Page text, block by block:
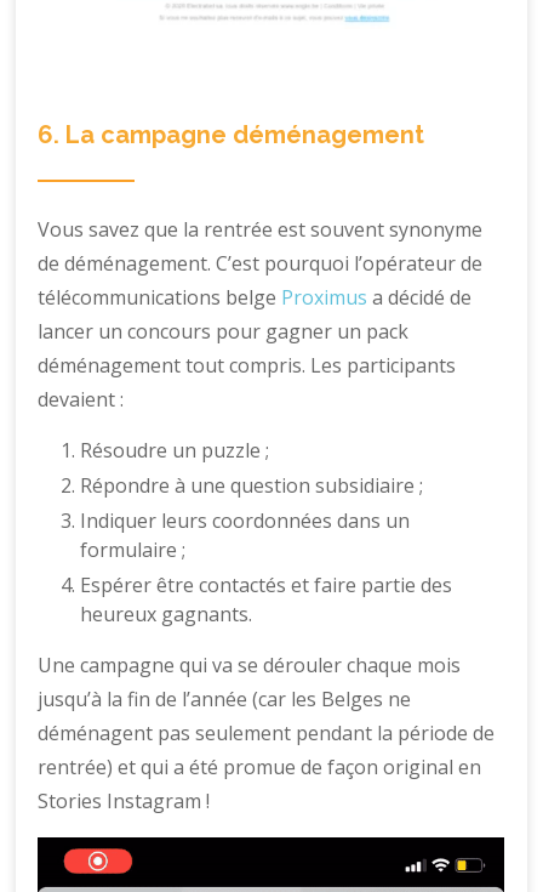
6. La campagne déménagement
Vous savez que la rentrée est souvent synonyme
de déménagement. C’est pourquoi l’opérateur de
télécommunications belge Proximus a décidé de
lancer un concours pour gagner un pack
déménagement tout compris. Les participants
devaient :
Résoudre un puzzle ;
Répondre à une question subsidiaire ;
Indiquer leurs coordonnées dans un
formulaire ;
Espérer être contactés et faire partie des
heureux gagnants.
Une campagne qui va se dérouler chaque mois
jusqu’à la fin de l’année (car les Belges ne
déménagent pas seulement pendant la période de
rentrée) et qui a été promue de façon original en
Stories Instagram !